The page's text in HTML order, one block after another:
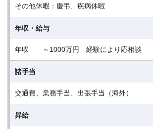
その他休暇：慶弔、疾病休暇
年収・給与
年収 ～1000万円 経験により応相談
諸手当
交通費、業務手当、出張手当（海外）
昇給